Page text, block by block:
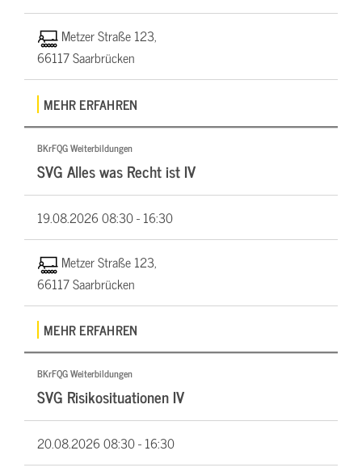
Metzer Straße 123,
66117 Saarbrücken
MEHR ERFAHREN
BKrFQG Weiterbildungen
SVG Alles was Recht ist IV
19.08.202608:30 - 16:30
Metzer Straße 123,
66117 Saarbrücken
MEHR ERFAHREN
BKrFQG Weiterbildungen
SVG Risikosituationen IV
20.08.202608:30 - 16:30